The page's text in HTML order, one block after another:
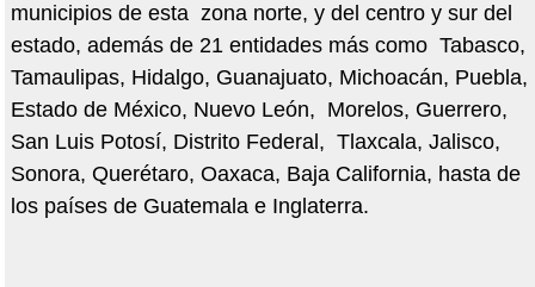
municipios de esta zona norte, y del centro y sur del
estado, además de 21 entidades más como Tabasco,
Tamaulipas, Hidalgo, Guanajuato, Michoacán, Puebla,
Estado de México, Nuevo León, Morelos, Guerrero,
San Luis Potosí, Distrito Federal, Tlaxcala, Jalisco,
Sonora, Querétaro, Oaxaca, Baja California, hasta de
los países de Guatemala e Inglaterra.